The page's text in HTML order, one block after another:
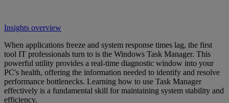
Insights overview
When applications freeze and system response times lag, the first
tool IT professionals turn to is the Windows Task Manager. This
powerful utility provides a real-time diagnostic window into your
PC's health, offering the information needed to identify and resolve
performance bottlenecks. Learning how to use Task Manager
effectively is a fundamental skill for maintaining system stability and
efficiency.